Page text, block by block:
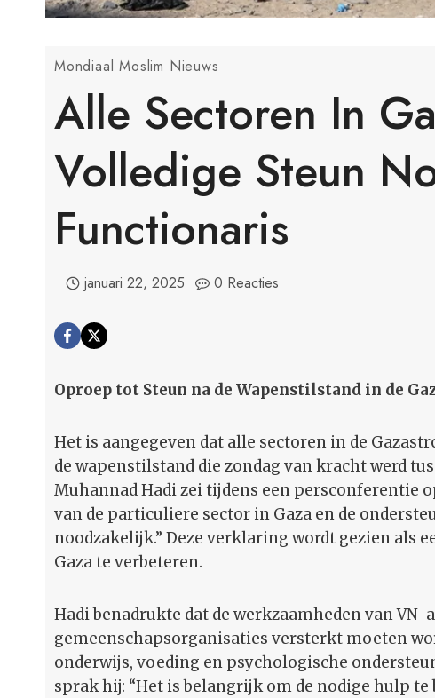
Mondiaal Moslim Nieuws
Alle Sectoren In
Volledige Steun
Functionaris
januari 22, 2025 0 Reacties
Oproep tot Steun na de Wapenstilstand in de
Het is aangegeven dat alle sectoren in de
de wapenstilstand die zondag van kracht werd
Muhannad Hadi zei tijdens een persconferentie
van de particuliere sector in Gaza en de
noodzakelijk.” Deze verklaring wordt gezien als
Gaza te verbeteren.
Hadi benadrukte dat de werkzaamheden van
gemeenschapsorganisaties versterkt moeten
onderwijs, voeding en psychologische
sprak hij: “Het is belangrijk om de nodige hulp